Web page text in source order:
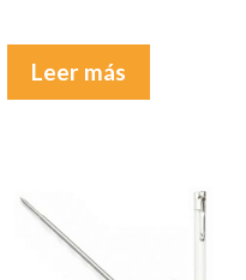
Leer más